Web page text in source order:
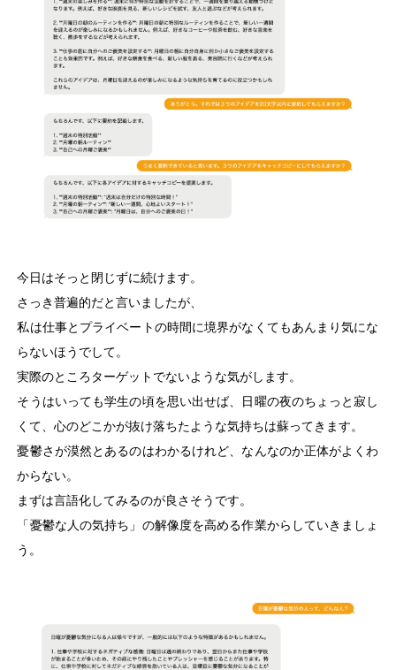
今日はそっと閉じずに続けます。
さっき普遍的だと言いましたが、
私は仕事とプライベートの時間に境界がなくてもあんまり気にな
らないほうでして。
実際のところターゲットでないような気がします。
そうはいっても学生の頃を思い出せば、日曜の夜のちょっと寂し
くて、心のどこかが抜け落ちたような気持ちは蘇ってきます。
憂鬱さが漠然とあるのはわかるけれど、なんなのか正体がよくわ
からない。
まずは言語化してみるのが良さそうです。
「憂鬱な人の気持ち」の解像度を高める作業からしていきましょ
う。